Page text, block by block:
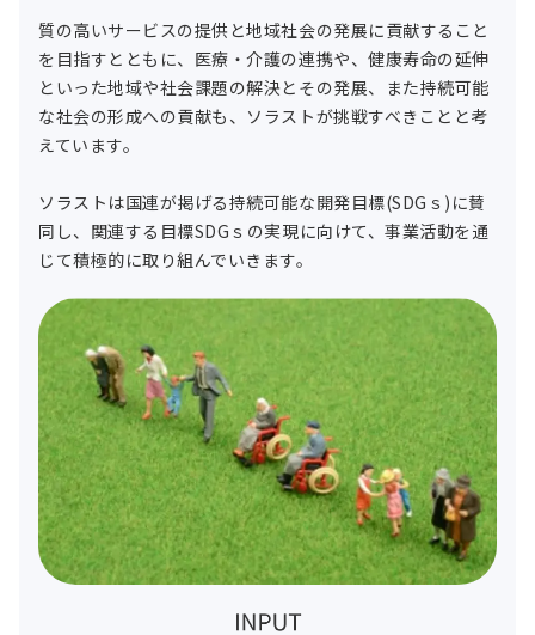
質の高いサービスの提供と地域社会の発展に貢献すること
を目指すとともに、医療・介護の連携や、健康寿命の延伸
といった地域や社会課題の解決とその発展、また持続可能
な社会の形成への貢献も、ソラストが挑戦すべきことと考
えています。
ソラストは国連が掲げる持続可能な開発目標(SDGｓ)に賛
同し、関連する目標SDGｓの実現に向けて、事業活動を通
じて積極的に取り組んでいきます。